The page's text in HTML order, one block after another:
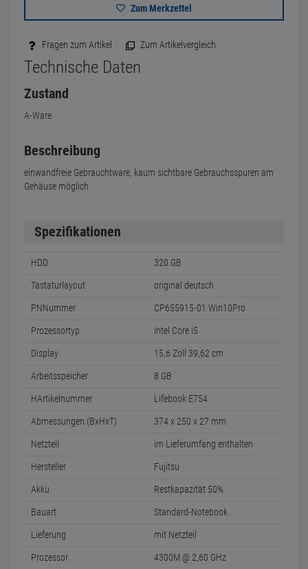
Zum Merkzettel
Fragen zum Artikel Zum Artikelvergleich
Technische Daten
Zustand
A-Ware
Beschreibung
einwandfreie Gebrauchtware, kaum sichtbare Gebrauchsspuren am
Gehäuse möglich
Spezifikationen
HDD 320 GB
Tastaturlayout original deutsch
PNNummer CP655915-01 Win10Pro
Prozessortyp Intel Core i5
Display 15,6 Zoll 39,62 cm
Arbeitsspeicher 8 GB
HArtikelnummer Lifebook E754
Abmessungen (BxHxT) 374 x 250 x 27 mm
Netzteil im Lieferumfang enthalten
Hersteller Fujitsu
Akku Restkapazität 50%
Bauart Standard-Notebook
Lieferung mit Netzteil
Prozessor 4300M @ 2,60 GHz